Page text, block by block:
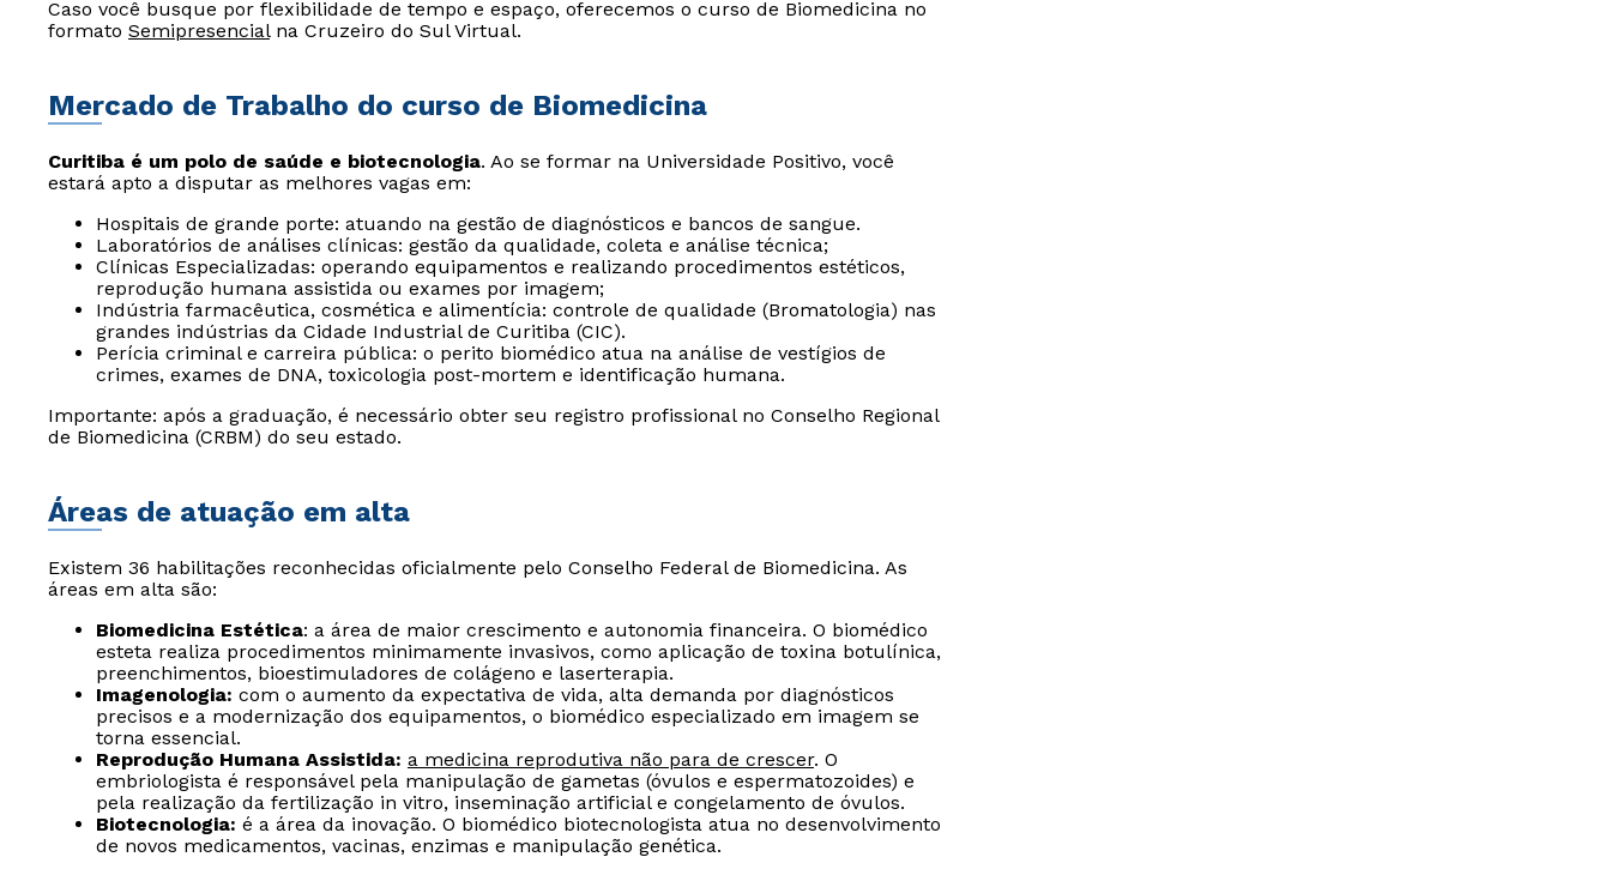
Caso você busque por flexibilidade de tempo e espaço, oferecemos o curso de Biomedicina no
formato Semipresencialna Cruzeiro do Sul Virtual.
Mercado de Trabalho do curso de Biomedicina
Curitiba é um polo de saúde e biotecnologia. Ao se formar na Universidade Positivo, você
estará apto a disputar as melhores vagas em:
Hospitais de grande porte: atuando na gestão de diagnósticos e bancos de sangue.
Laboratórios de análises clínicas: gestão da qualidade, coleta e análise técnica;
Clínicas Especializadas: operando equipamentos e realizando procedimentos estéticos,
reprodução humana assistida ou exames por imagem;
Indústria farmacêutica, cosmética e alimentícia: controle de qualidade (Bromatologia) nas
grandes indústrias da Cidade Industrial de Curitiba (CIC).
Perícia criminal e carreira pública: o perito biomédico atua na análise de vestígios de
crimes, exames de DNA, toxicologia post-mortem e identificação humana.
Importante: após a graduação, é necessário obter seu registro profissional no Conselho Regional
de Biomedicina (CRBM) do seu estado.
Áreas de atuação em alta
Existem 36 habilitações reconhecidas oficialmente pelo Conselho Federal de Biomedicina. As
áreas em alta são:
Biomedicina Estética: a área de maior crescimento e autonomia financeira. O biomédico
esteta realiza procedimentos minimamente invasivos, como aplicação de toxina botulínica,
preenchimentos, bioestimuladores de colágeno e laserterapia.
Imagenologia: com o aumento da expectativa de vida, alta demanda por diagnósticos
precisos e a modernização dos equipamentos, o biomédico especializado em imagem se
torna essencial.
Reprodução Humana Assistida: a medicina reprodutiva não para de crescer. O
embriologista é responsável pela manipulação de gametas (óvulos e espermatozoides) e
pela realização da fertilização in vitro, inseminação artificial e congelamento de óvulos.
Biotecnologia: é a área da inovação. O biomédico biotecnologista atua no desenvolvimento
de novos medicamentos, vacinas, enzimas e manipulação genética.